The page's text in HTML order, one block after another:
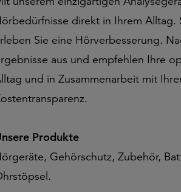
direkt in Ihrem Alltag.
Sie eine Hörverbesserung.
aus und empfehlen Ihre
und in Zusammenarbeit mit
Produkte
Gehörschutz, Zubehör,